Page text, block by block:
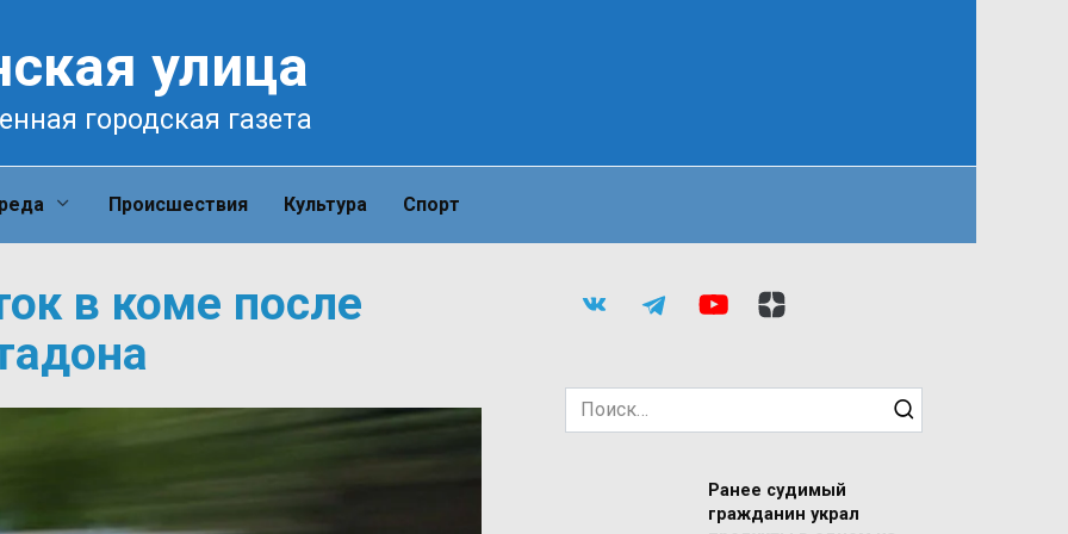
улица
городская газета
Происшествия Культура Спорт
в коме после
Search
for:
Ранее судимый
гражданин украл